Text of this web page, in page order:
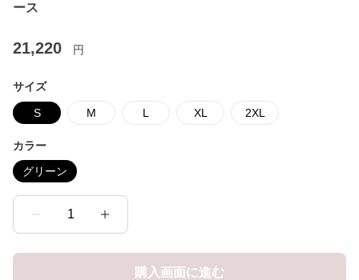
ース
21,220 円
サイズ
S M L XL 2XL
カラー
グリーン
1
購入画面に進む